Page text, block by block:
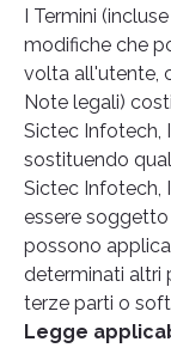
I Termini
modifiche che
volta all'utente,
Note legali)
Sictec Infotech,
sostituendo
Sictec Infotech,
essere
possono
determinati altri
terze parti o
Legge